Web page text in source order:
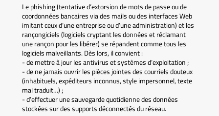
Le phishing (tentative d’extorsion de mots de passe ou de
coordonnées bancaires via des mails ou des interfaces Web
imitant ceux d’une entreprise ou d’une administration) et les
rançongiciels (logiciels cryptant les données et réclamant
une rançon pour les libérer) se répandent comme tous les
logiciels malveillants. Dès lors, il convient :
- de mettre à jour les antivirus et systèmes d’exploitation ;
- de ne jamais ouvrir les pièces jointes des courriels douteux
(inhabituels, expéditeurs inconnus, style impersonnel, texte
mal traduit…) ;
- d’effectuer une sauvegarde quotidienne des données
stockées sur des supports déconnectés du réseau.